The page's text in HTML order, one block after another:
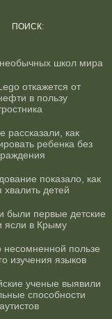
ПОИСК:
школ мира
откажется от
в пользу
рассказали, как
ребенка без
показало, как
хвалить детей
были первые детские
ясли в Крыму
пользе
изучения языков
ученые выявили
способности